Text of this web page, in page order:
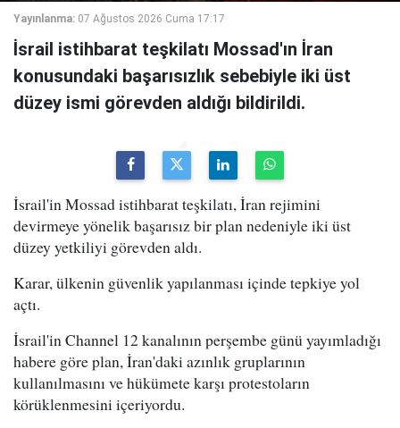
Yayınlanma: 07 Ağustos 2026 Cuma 17:17
İsrail istihbarat teşkilatı Mossad'ın İran
konusundaki başarısızlık sebebiyle iki üst
düzey ismi görevden aldığı bildirildi.
İsrail'in Mossad istihbarat teşkilatı, İran rejimini
devirmeye yönelik başarısız bir plan nedeniyle iki üst
düzey yetkiliyi görevden aldı.
Karar, ülkenin güvenlik yapılanması içinde tepkiye yol
açtı.
İsrail'in Channel 12 kanalının perşembe günü yayımladığı
habere göre plan, İran'daki azınlık gruplarının
kullanılmasını ve hükümete karşı protestoların
körüklenmesini içeriyordu.